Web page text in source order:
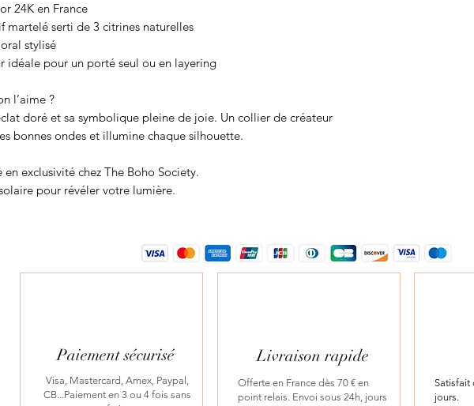
24K en France
martelé serti de 3 citrines naturelles
stylisé
idéale pour un porté seul ou en layering
l’aime ?
doré et sa symbolique pleine de joie. Un collier de créateur
bonnes ondes et illumine chaque silhouette.
exclusivité chez The Boho Society.
pour révéler votre lumière.
Paiement sécurisé
Visa, Mastercard, Amex, Paypal,
CB...Paiement en 3 ou 4 fois sans
Livraison rapide
Offerte en France dès 70 € en
point relais. Envoi sous 24h, jours
Satisfait
jours.